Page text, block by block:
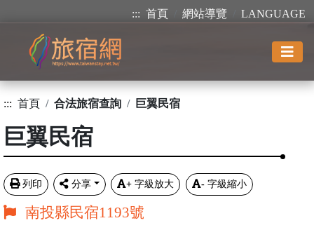
::: 首頁 網站導覽 LANGUAGE
::: 首頁 合法旅宿查詢 巨翼民宿
巨翼民宿
列印 分享 + 字級放大 - 字級縮小
南投縣民宿1193號